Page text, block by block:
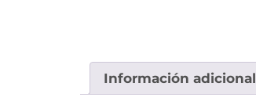
Información adicional